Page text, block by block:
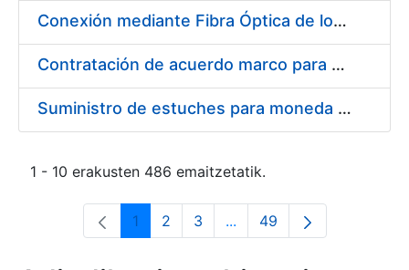
Conexión mediante Fibra Óptica de los Centros de Proceso de Datos (CPDs) de las sedes de la FNMT-RCM de Burgos y Madrid
Contratación de acuerdo marco para el Suministro de Material de Electricidad para la Fábrica Nacional de Moneda y Timbre-Real Casa de la Moneda en su centro de trabajo de Burgos
Suministro de estuches para moneda de 30 €
1 - 10 erakusten 486 emaitzetatik.
Orrialdea
1 Orrialdea
2 Orrialdea
3 ...Intermediate Pages Use
Orrialdea
49